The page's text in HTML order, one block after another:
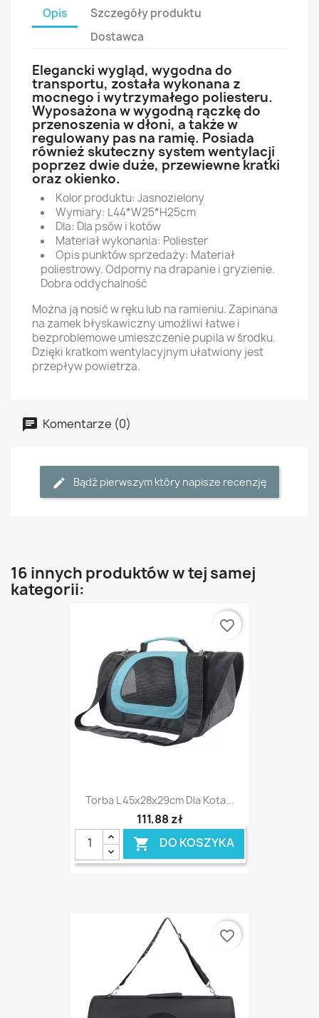
Opis
Szczegóły produktu
Dostawca
Elegancki wygląd, wygodna do
transportu, została wykonana z
mocnego i wytrzymałego poliesteru.
Wyposażona w wygodną rączkę do
przenoszenia w dłoni, a także w
regulowany pas na ramię. Posiada
również skuteczny system wentylacji
poprzez dwie duże, przewiewne kratki
oraz okienko.
Kolor produktu: Jasnozielony
Wymiary: L44*W25*H25cm
Dla: Dla psów i kotów
Materiał wykonania: Poliester
Opis punktów sprzedaży: Materiał
poliestrowy. Odporny na drapanie i gryzienie.
Dobra oddychalność
Można ją nosić w ręku lub na ramieniu. Zapinana
na zamek błyskawiczny umożliwi łatwe i
bezproblemowe umieszczenie pupila w środku.
Dzięki kratkom wentylacyjnym ułatwiony jest
przepływ powietrza.
Komentarze (0)
Bądź pierwszym który napisze recenzję
16 innych produktów w tej samej
kategorii:
Torba L 45x28x29cm Dla Kota...
111,88 zł
 DO KOSZYKA
favorite_border
favorite_border